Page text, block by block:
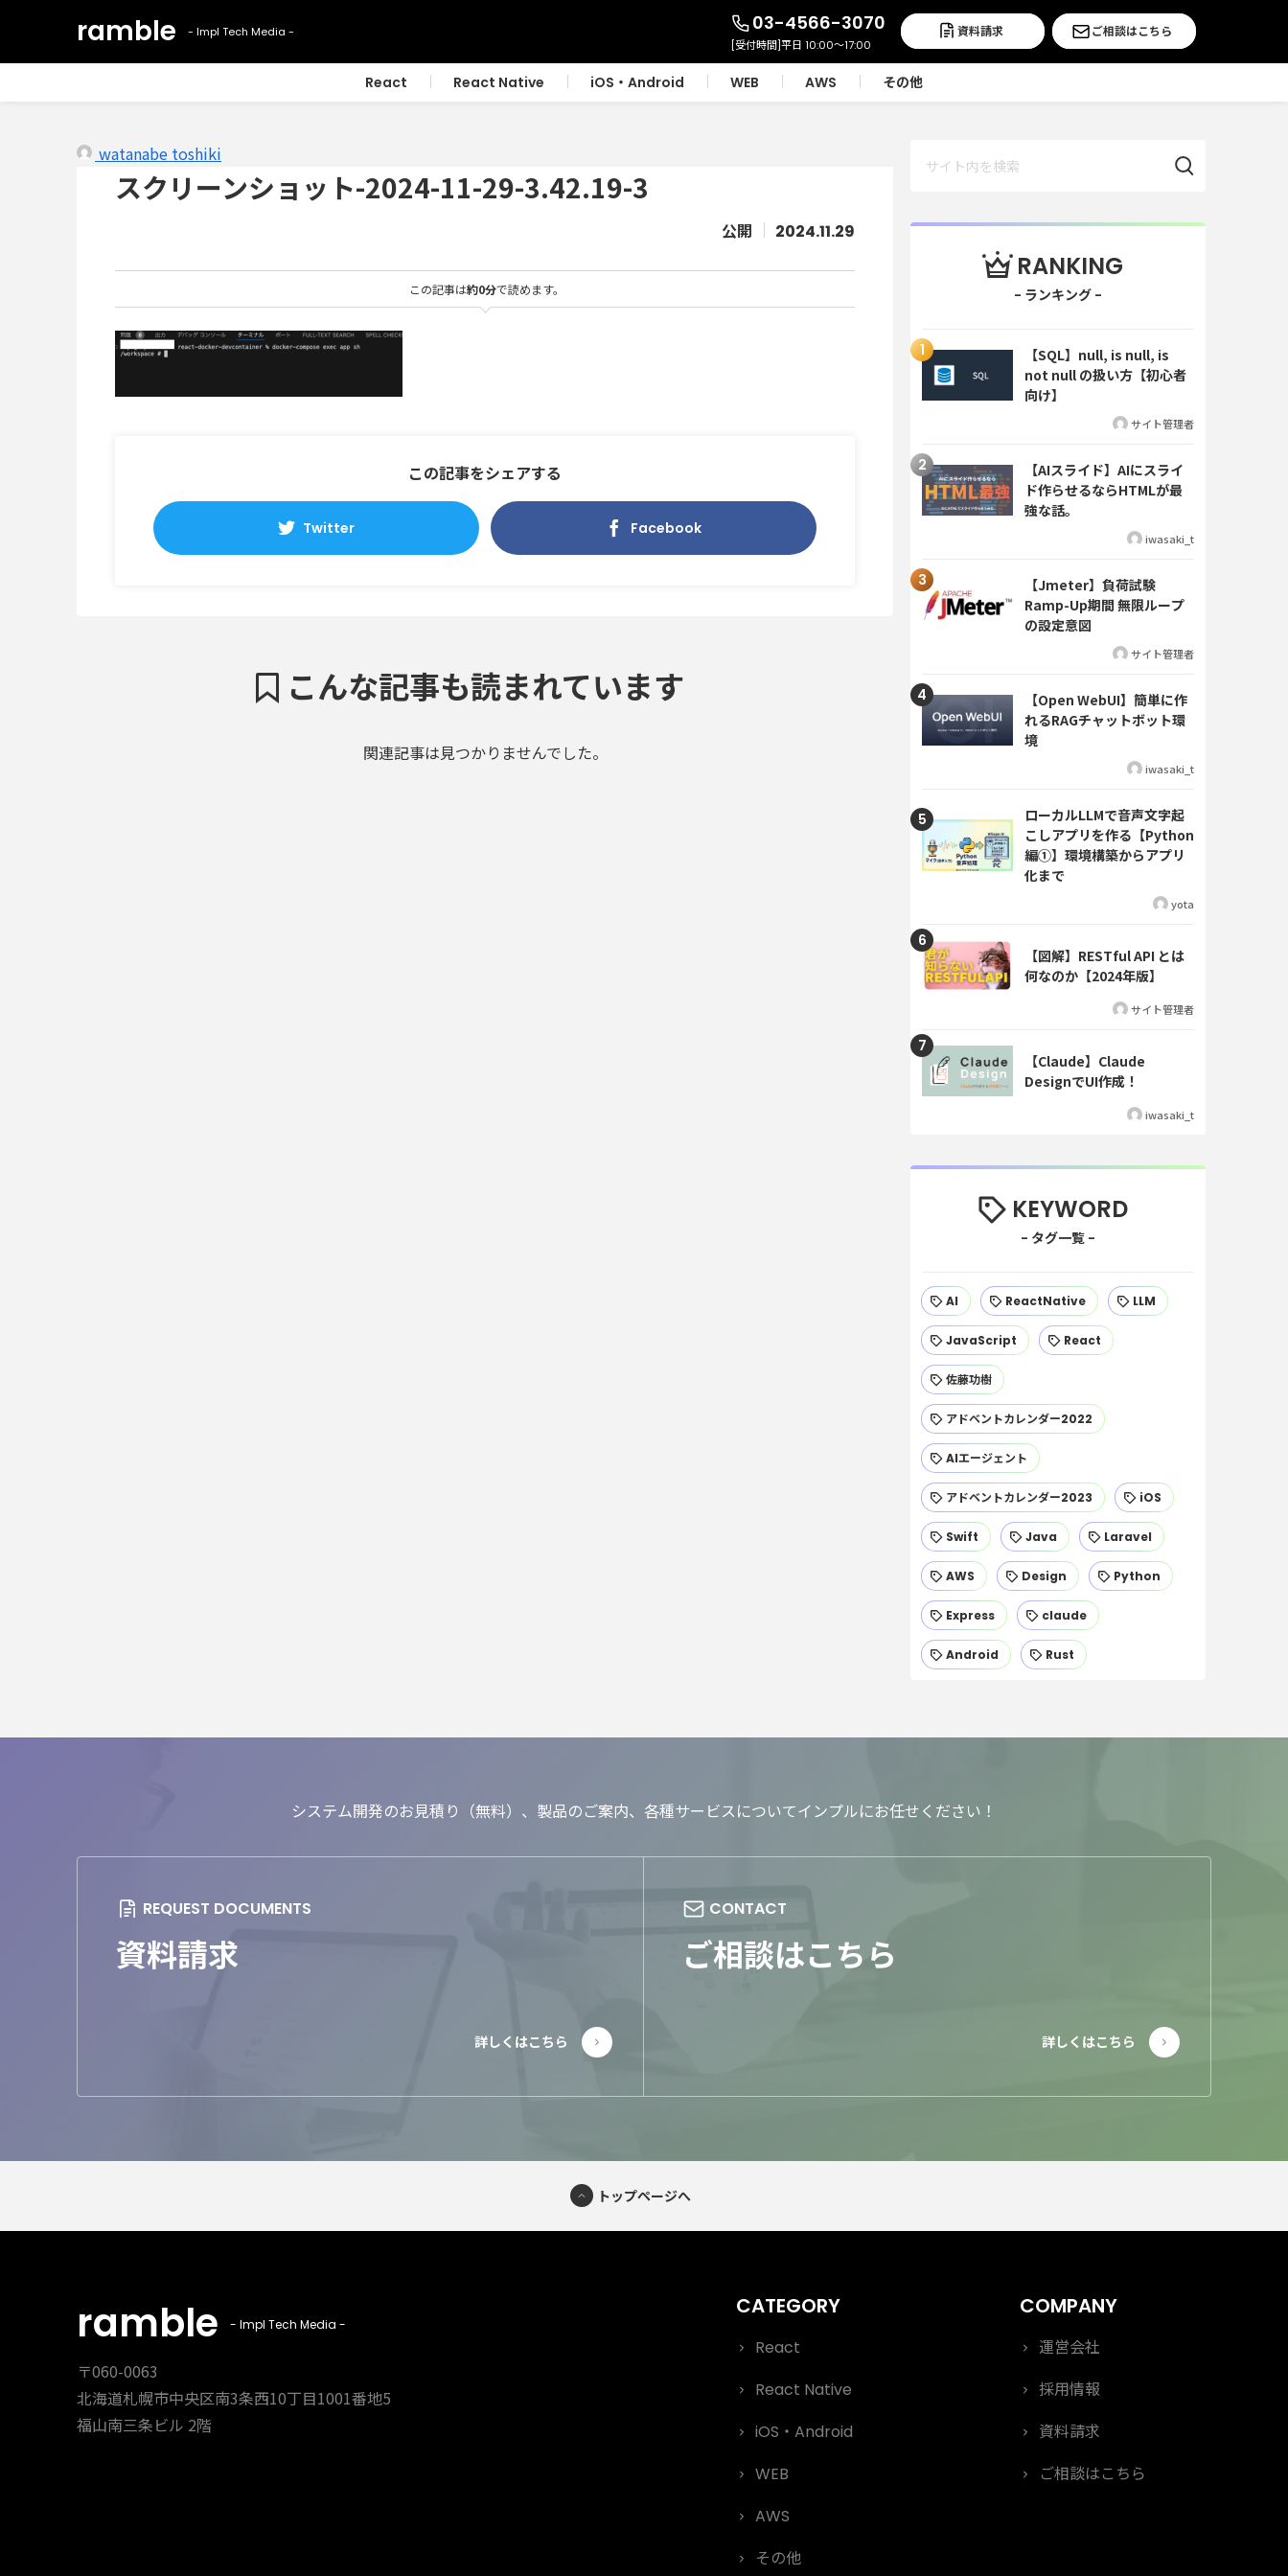
React React Native iOS・Android WEB AWS その他
03-4566-3070 資料請求 ご相談はこちら
watanabe toshiki
スクリーンショット-2024-11-29-3.42.19-3
2024.11.29
この記事は約0分で読めます。
この記事をシェアする
Twitter Facebook
こんな記事も読まれています
関連記事は見つかりませんでした。
RANKING
【SQL】null, is null, is
not null の扱い方【初心者
向け】
サイト管理者
【AIスライド】AIにスライ
ド作らせるならHTMLが最
強な話。
iwasaki_t
【Jmeter】負荷試験
Ramp-Up期間 無限ループ
の設定意図
サイト管理者
【Open WebUI】簡単に作
れるRAGチャットボット環
境
iwasaki_t
ローカルLLMで音声文字起
こしアプリを作る【Python
編①】環境構築からアプリ
化まで
yota
【図解】RESTful API とは
何なのか【2024年版】
サイト管理者
【Claude】Claude
DesignでUI作成！
iwasaki_t
KEYWORD
AI ReactNative LLM
JavaScript React
佐藤功樹
アドベントカレンダー2022
AIエージェント
アドベントカレンダー2023 iOS
Swift Java Laravel
AWS Design Python
Express claude
Android Rust
システム開発のお見積り（無料）、製品のご案内、各種サービスについてインプルにお任せください！
資料請求 ご相談はこちら
トップページへ
ramble - Impl Tech Media -
〒060-0063
北海道札幌市中央区南3条西10丁目1001番地5
福山南三条ビル 2階
React
React Native
iOS・Android
WEB
AWS
その他
運営会社
採用情報
資料請求
ご相談はこちら